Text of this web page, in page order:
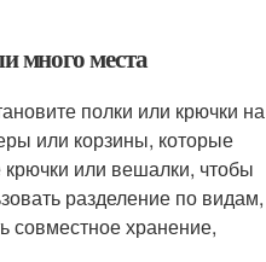
много места
полки или крючки на
или корзины, которые
или вешалки, чтобы
разделение по видам,
совместное хранение,